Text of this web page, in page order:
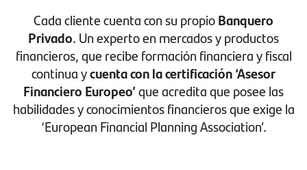
Cada cliente cuenta con su propioBanquero
Privado. Un experto en mercados y productos
financieros, que recibe formación financiera y fiscal
continua ycuenta con la certificación ‘Asesor
Financiero Europeo’que acredita que posee las
habilidades y conocimientos financieros que exige la
‘European Financial Planning Association’.